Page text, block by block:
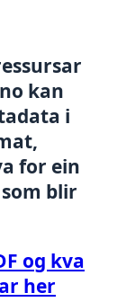
kan
i
for ein
blir
og kva
her